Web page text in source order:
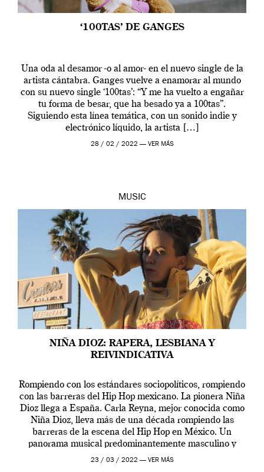
‘100TAS’ DE GANGES
Una oda al desamor -o al amor- en el nuevo single de la
artista cántabra. Ganges vuelve a enamorar al mundo
con su nuevo single ‘100tas’: “Y me ha vuelto a engañar
tu forma de besar, que ha besado ya a 100tas”.
Siguiendo esta línea temática, con un sonido indie y
electrónico líquido, la artista […]
28 / 02 / 2022 — VER MÁS
MUSIC
NIÑA DIOZ: RAPERA, LESBIANA Y
REIVINDICATIVA
Rompiendo con los estándares sociopolíticos, rompiendo
con las barreras del Hip Hop mexicano. La pionera Niña
Dioz llega a España. Carla Reyna, mejor conocida como
Niña Dioz, lleva más de una década rompiendo las
barreras de la escena del Hip Hop en México. Un
panorama musical predominantemente masculino y
heterosexual donde una rapera lesbiana ha […]
23 / 03 / 2022 — VER MÁS